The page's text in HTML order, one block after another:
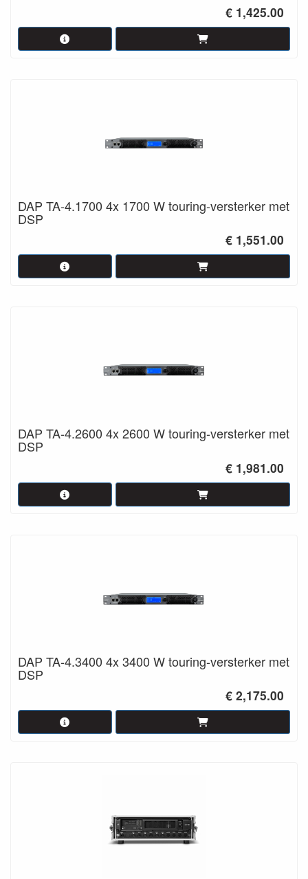
€ 1,425.00
DAP TA-4.1700 4x 1700 W touring-versterker met
DSP
€ 1,551.00
DAP TA-4.2600 4x 2600 W touring-versterker met
DSP
€ 1,981.00
DAP TA-4.3400 4x 3400 W touring-versterker met
DSP
€ 2,175.00